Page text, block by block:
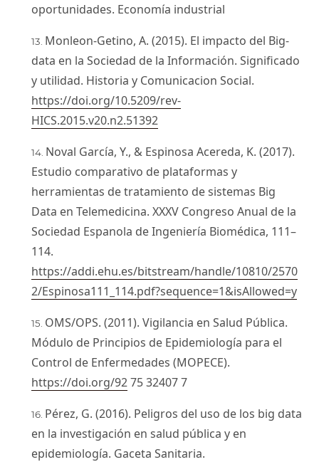
oportunidades. Economía industrial
Monleon-Getino, A. (2015). El impacto del Big-
data en la Sociedad de la Información. Significado
y utilidad. Historia y Comunicacion Social.
https://doi.org/10.5209/rev-
HICS.2015.v20.n2.51392
Noval García, Y., & Espinosa Acereda, K. (2017).
Estudio comparativo de plataformas y
herramientas de tratamiento de sistemas Big
Data en Telemedicina. XXXV Congreso Anual de la
Sociedad Espanola de Ingeniería Biomédica, 111–
114.
https://addi.ehu.es/bitstream/handle/10810/2570
2/Espinosa111_114.pdf?sequence=1&isAllowed=y
OMS/OPS. (2011). Vigilancia en Salud Pública.
Módulo de Principios de Epidemiología para el
Control de Enfermedades (MOPECE).
https://doi.org/9275 32407 7
Pérez, G. (2016). Peligros del uso de los big data
en la investigación en salud pública y en
epidemiología. Gaceta Sanitaria.